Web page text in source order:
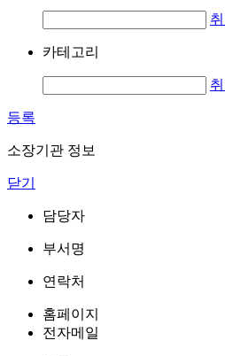
카테고리
등록
소장기관 정보
닫기
담당자
부서명
연락처
홈페이지
전자메일